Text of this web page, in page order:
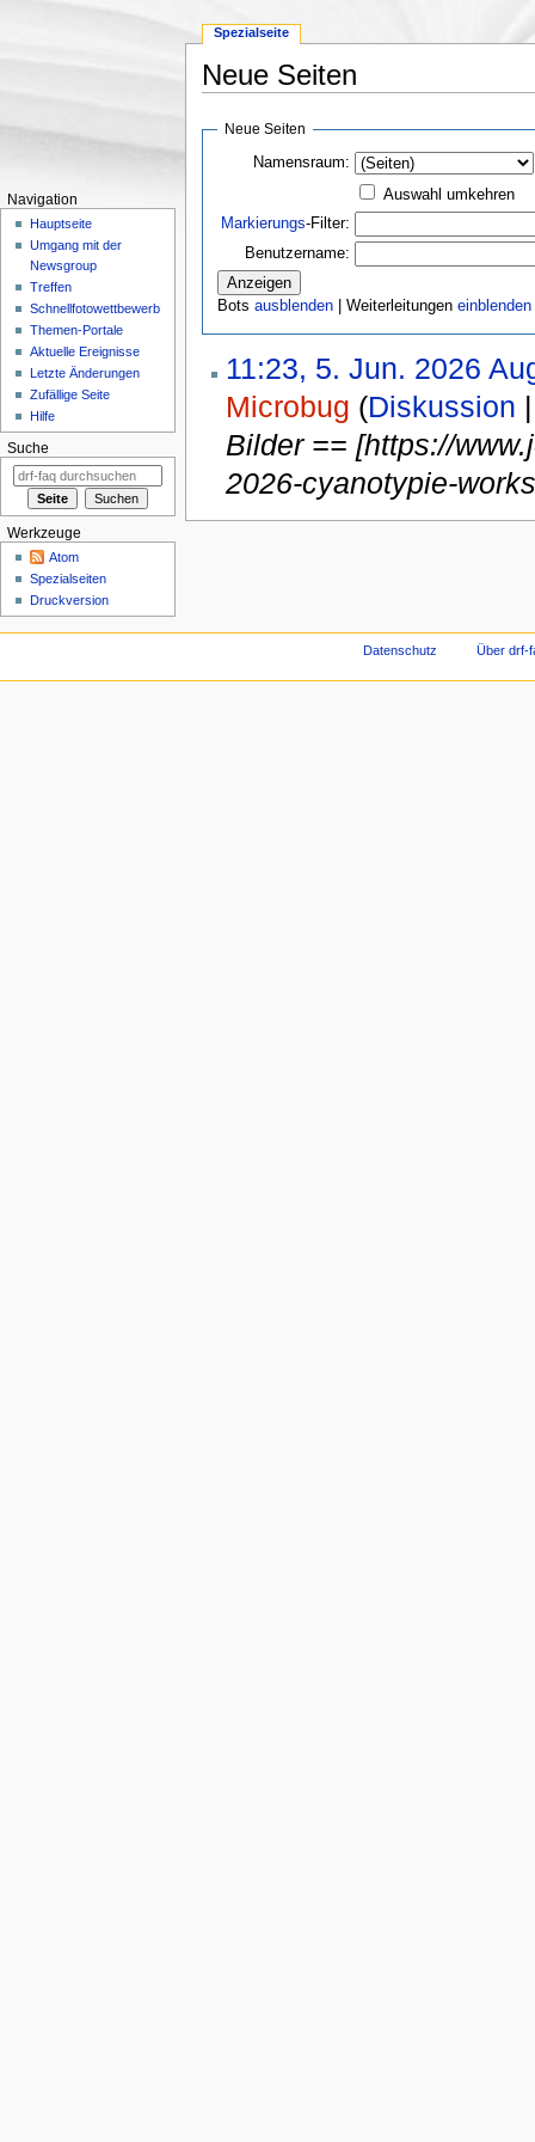
Neue Seiten
Neue Seiten
Namensraum:
Auswahl umkehren
Markierungs-Filter:
Benutzername:
Botsausblenden | Weiterleitungeneinblenden
11:23, 5. Jun. 2026
Microbug (Diskussion
Bilder == [https://
2026-cyanotypie-
Spezialseite
Navigation
Hauptseite
Umgang mit der
Newsgroup
Treffen
Schnellfotowettbewerb
Themen-Portale
Aktuelle Ereignisse
Letzte Änderungen
Zufällige Seite
Hilfe
Suche
Werkzeuge
Atom
Spezialseiten
Druckversion
Datenschutz Über drf-